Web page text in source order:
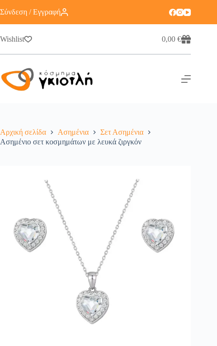
Σύνδεση / Εγγραφή
Wishlist 0,00€
Αρχική σελίδα Ασημένια
Σετ Ασημένια
Ασημένιο σετ κοσμημάτων με λευκά ζιργκόν